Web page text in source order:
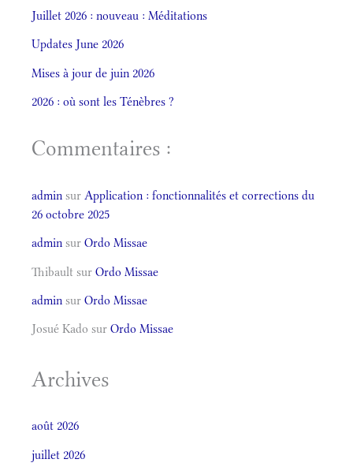
Juillet 2026 : nouveau : Méditations
Updates June 2026
Mises à jour de juin 2026
2026 : où sont les Ténèbres ?
Commentaires :
admin sur Application : fonctionnalités et corrections du
26 octobre 2025
admin sur Ordo Missae
Thibault sur Ordo Missae
admin sur Ordo Missae
Josué Kado sur Ordo Missae
Archives
août 2026
juillet 2026